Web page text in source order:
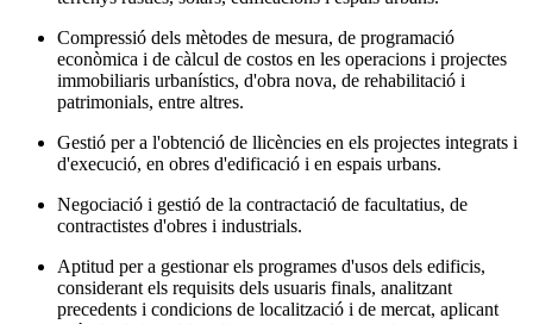
Compressió dels mètodes de mesura, de programació
econòmica i de càlcul de costos en les operacions i projectes
immobiliaris urbanístics, d'obra nova, de rehabilitació i
patrimonials, entre altres.
Gestió per a l'obtenció de llicències en els projectes integrats i
d'execució, en obres d'edificació i en espais urbans.
Negociació i gestió de la contractació de facultatius, de
contractistes d'obres i industrials.
Aptitud per a gestionar els programes d'usos dels edificis,
considerant els requisits dels usuaris finals, analitzant
precedents i condicions de localització i de mercat, aplicant